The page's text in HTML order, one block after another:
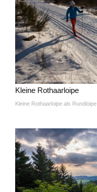
Kleine Rothaarloipe
Kleine Rothaarloipe als Rundloipe.